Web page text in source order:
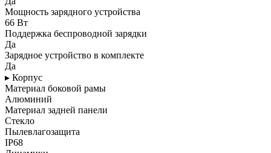
Мощность зарядного устройства
66 Вт
Поддержка беспроводной зарядки
Да
Зарядное устройство в комплекте
Да
▸ Корпус
Материал боковой рамы
Алюминий
Материал задней панели
Стекло
Пылевлагозащита
IP68